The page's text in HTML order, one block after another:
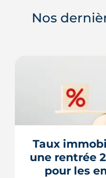
Nos
Taux
une rentrée
pour les